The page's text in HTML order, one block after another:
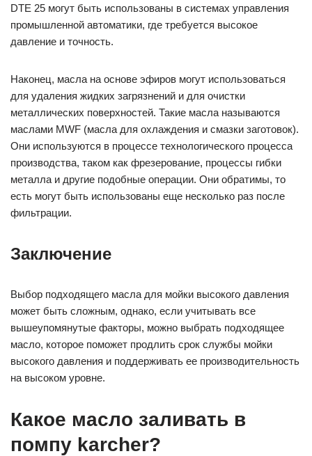
DTE 25 могут быть использованы в системах управления
промышленной автоматики, где требуется высокое
давление и точность.
Наконец, масла на основе эфиров могут использоваться
для удаления жидких загрязнений и для очистки
металлических поверхностей. Такие масла называются
маслами MWF (масла для охлаждения и смазки заготовок).
Они используются в процессе технологического процесса
производства, таком как фрезерование, процессы гибки
металла и другие подобные операции. Они обратимы, то
есть могут быть использованы еще несколько раз после
фильтрации.
Заключение
Выбор подходящего масла для мойки высокого давления
может быть сложным, однако, если учитывать все
вышеупомянутые факторы, можно выбрать подходящее
масло, которое поможет продлить срок службы мойки
высокого давления и поддерживать ее производительность
на высоком уровне.
Какое масло заливать в
помпу karcher?